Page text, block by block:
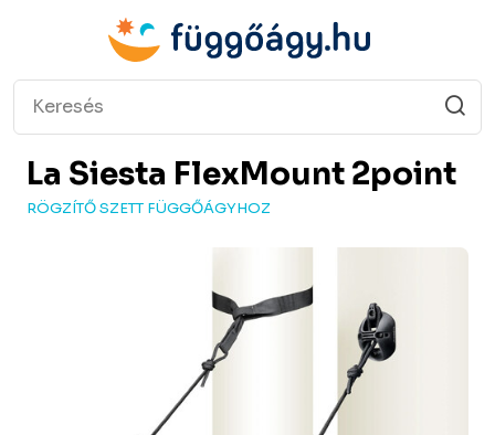
La Siesta FlexMount 2point
RÖGZÍTŐ SZETT FÜGGŐÁGYHOZ